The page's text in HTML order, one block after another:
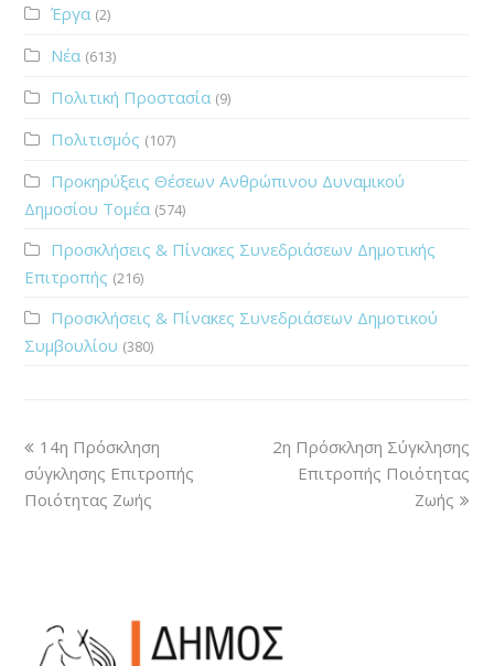
Έργα (2)
Νέα (613)
Πολιτική Προστασία (9)
Πολιτισμός (107)
Προκηρύξεις Θέσεων Ανθρώπινου Δυναμικού
Δημοσίου Τομέα (574)
Προσκλήσεις & Πίνακες Συνεδριάσεων Δημοτικής
Επιτροπής (216)
Προσκλήσεις & Πίνακες Συνεδριάσεων Δημοτικού
Συμβουλίου (380)
14η Πρόσκληση
σύγκλησης Επιτροπής
Ποιότητας Ζωής
2η Πρόσκληση Σύγκλησης
Επιτροπής Ποιότητας
Ζωής